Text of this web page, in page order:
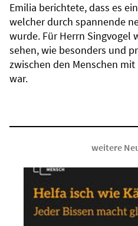
Emilia berichtete, dass es
welcher durch spannende
wurde. Für Herrn Singvogel
sehen, wie besonders und
zwischen den Menschen
war.
weitere